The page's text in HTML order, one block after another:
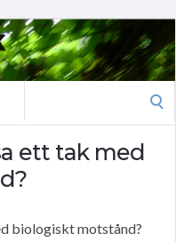
ett tak med
biologiskt motstånd?